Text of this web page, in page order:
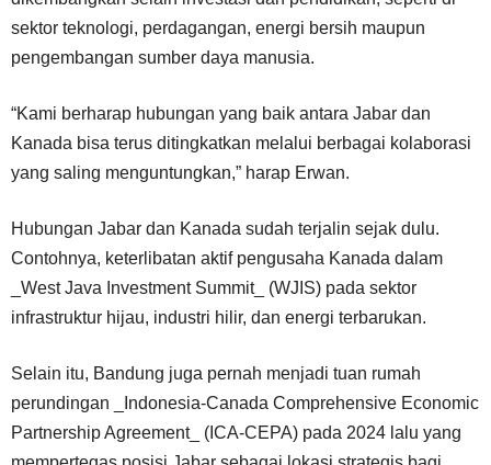
sektor teknologi, perdagangan, energi bersih maupun
pengembangan sumber daya manusia.
“Kami berharap hubungan yang baik antara Jabar dan
Kanada bisa terus ditingkatkan melalui berbagai kolaborasi
yang saling menguntungkan,” harap Erwan.
Hubungan Jabar dan Kanada sudah terjalin sejak dulu.
Contohnya, keterlibatan aktif pengusaha Kanada dalam
_West Java Investment Summit_ (WJIS) pada sektor
infrastruktur hijau, industri hilir, dan energi terbarukan.
Selain itu, Bandung juga pernah menjadi tuan rumah
perundingan _Indonesia-Canada Comprehensive Economic
Partnership Agreement_ (ICA-CEPA) pada 2024 lalu yang